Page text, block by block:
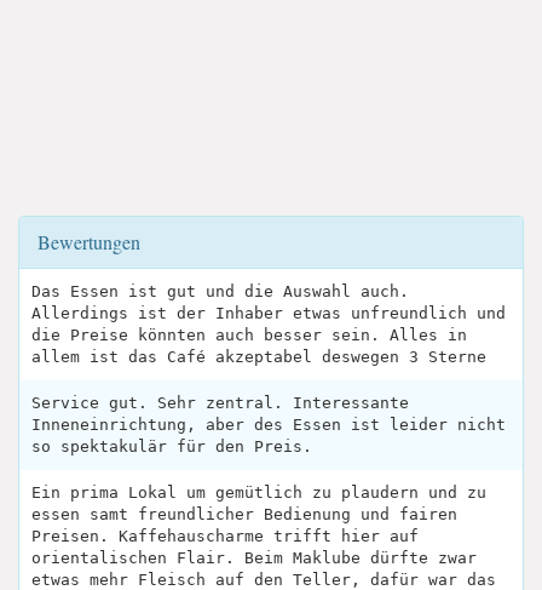
Bewertungen
Das Essen ist gut und die Auswahl auch.
Allerdings ist der Inhaber etwas unfreundlich und
die Preise könnten auch besser sein. Alles in
allem ist das Café akzeptabel deswegen 3 Sterne
Service gut. Sehr zentral. Interessante
Inneneinrichtung, aber des Essen ist leider nicht
so spektakulär für den Preis.
Ein prima Lokal um gemütlich zu plaudern und zu
essen samt freundlicher Bedienung und fairen
Preisen. Kaffehauscharme trifft hier auf
orientalischen Flair. Beim Maklube dürfte zwar
etwas mehr Fleisch auf den Teller, dafür war das